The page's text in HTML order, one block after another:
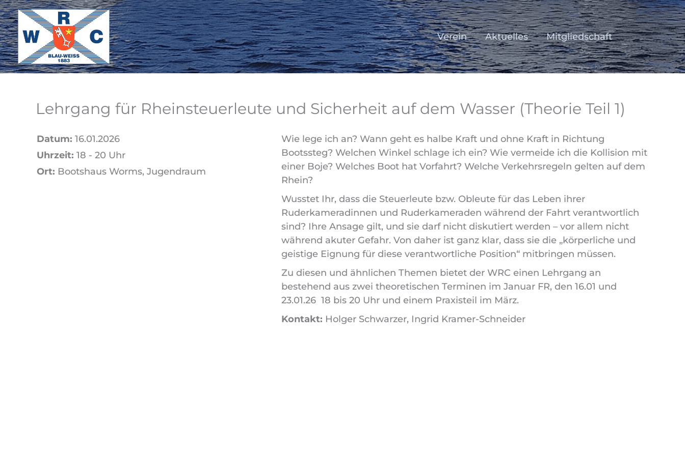
Zum
Inhalt
springen
Verein Aktuelles Mitgliedschaft
Lehrgang für Rheinsteuerleute und Sicherheit auf dem Wasser (Theorie Teil 1)
Datum: 16.01.2026
Uhrzeit: 18 - 20 Uhr
Ort: Bootshaus Worms, Jugendraum
Wie lege ich an? Wann geht es halbe Kraft und ohne Kraft in Richtung
Bootssteg? Welchen Winkel schlage ich ein? Wie vermeide ich die Kollision mit
einer Boje? Welches Boot hat Vorfahrt? Welche Verkehrsregeln gelten auf dem
Rhein?
Wusstet Ihr, dass die Steuerleute bzw. Obleute für das Leben ihrer
Ruderkameradinnen und Ruderkameraden während der Fahrt verantwortlich
sind? Ihre Ansage gilt, und sie darf nicht diskutiert werden – vor allem nicht
während akuter Gefahr. Von daher ist ganz klar, dass sie die „körperliche und
geistige Eignung für diese verantwortliche Position“ mitbringen müssen.
Zu diesen und ähnlichen Themen bietet der WRC einen Lehrgang an
bestehend aus zwei theoretischen Terminen im Januar FR, den 16.01 und
23.01.26 18 bis 20 Uhr und einem Praxisteil im März.
Kontakt: Holger Schwarzer, Ingrid Kramer-Schneider